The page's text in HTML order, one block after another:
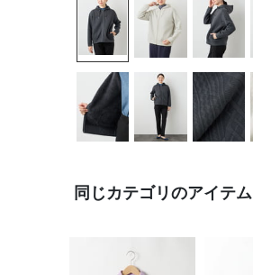
同じカテゴリのアイテム